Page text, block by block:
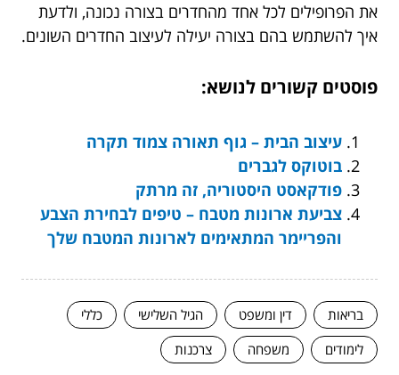
את הפרופילים לכל אחד מהחדרים בצורה נכונה, ולדעת
איך להשתמש בהם בצורה יעילה לעיצוב החדרים השונים.
פוסטים קשורים לנושא:
עיצוב הבית – גוף תאורה צמוד תקרה
בוטוקס לגברים
פודקאסט היסטוריה, זה מרתק
צביעת ארונות מטבח – טיפים לבחירת הצבע
והפריימר המתאימים לארונות המטבח שלך
בריאות דין ומשפט הגיל השלישי
כללי
לימודים
משפחה צרכנות